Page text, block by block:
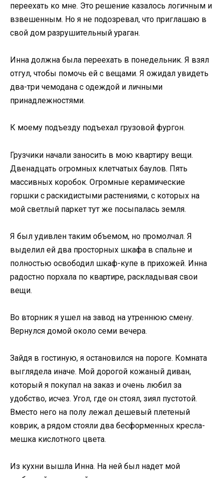
переехать ко мне. Это решение казалось логичным и
взвешенным. Но я не подозревал, что приглашаю в
свой дом разрушительный ураган.
Инна должна была переехать в понедельник. Я взял
отгул, чтобы помочь ей с вещами. Я ожидал увидеть
два-три чемодана с одеждой и личными
принадлежностями.
К моему подъезду подъехал грузовой фургон.
Грузчики начали заносить в мою квартиру вещи.
Двенадцать огромных клетчатых баулов. Пять
массивных коробок. Огромные керамические
горшки с раскидистыми растениями, с которых на
мой светлый паркет тут же посыпалась земля.
Я был удивлен таким объемом, но промолчал. Я
выделил ей два просторных шкафа в спальне и
полностью освободил шкаф-купе в прихожей. Инна
радостно порхала по квартире, раскладывая свои
вещи.
Во вторник я ушел на завод на утреннюю смену.
Вернулся домой около семи вечера.
Зайдя в гостиную, я остановился на пороге. Комната
выглядела иначе. Мой дорогой кожаный диван,
который я покупал на заказ и очень любил за
удобство, исчез. Угол, где он стоял, зиял пустотой.
Вместо него на полу лежал дешевый плетеный
коврик, а рядом стояли два бесформенных кресла-
мешка кислотного цвета.
Из кухни вышла Инна. На ней был надет мой